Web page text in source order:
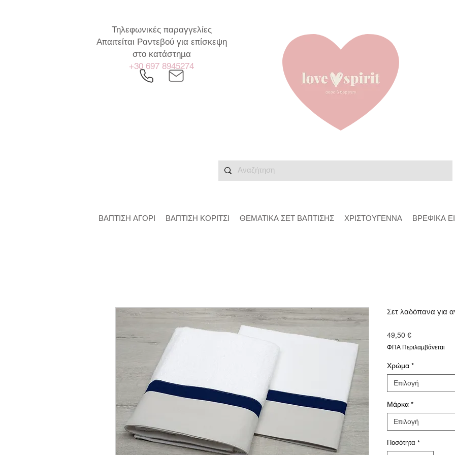
Τηλεφωνικές παραγγελίες
Απαιτείται Ραντεβού για επίσκεψη
στο κατάστημα
+30 697 8945274
Σετ λαδόπανα για
49,50 €Τιμή
ΦΠΑ Περιλαμβάνεται
Χρώμα *
Επιλογή
Μάρκα *
Επιλογή
Ποσότητα *
ΒΑΠΤΙΣΗ ΑΓΟΡΙ ΒΑΠΤΙΣΗ ΚΟΡΙΤΣΙ ΘΕΜΑΤΙΚΑ ΣΕΤ ΒΑΠΤΙΣΗΣ ΧΡΙΣΤΟΥΓΕΝΝΑ ΒΡΕΦΙΚΑ